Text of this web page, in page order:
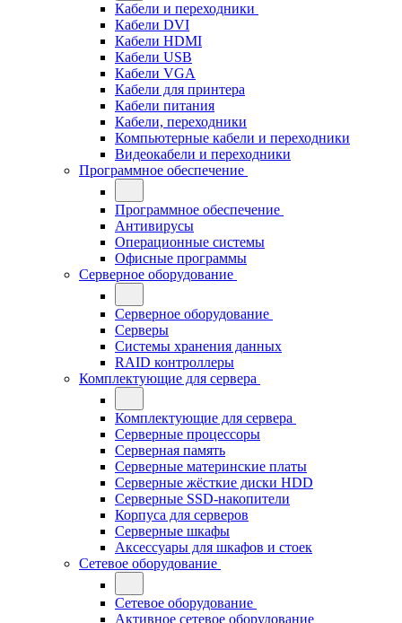
Кабели и переходники
Кабели DVI
Кабели HDMI
Кабели USB
Кабели VGA
Кабели для принтера
Кабели питания
Кабели, переходники
Компьютерные кабели и переходники
Видеокабели и переходники
Программное обеспечение
Программное обеспечение
Антивирусы
Операционные системы
Офисные программы
Серверное оборудование
Серверное оборудование
Серверы
Системы хранения данных
RAID контроллеры
Комплектующие для сервера
Комплектующие для сервера
Серверные процессоры
Серверная память
Серверные материнские платы
Серверные жёсткие диски HDD
Серверные SSD-накопители
Корпуса для серверов
Серверные шкафы
Аксессуары для шкафов и стоек
Сетевое оборудование
Сетевое оборудование
Активное сетевое оборудование